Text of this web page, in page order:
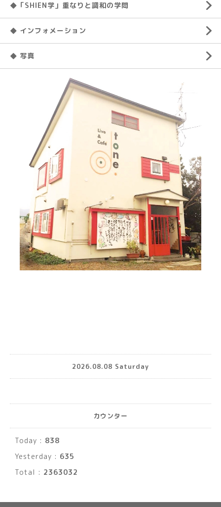
◆「SHIEN学」重なりと調和の学問
◆ インフォメーション
◆ 写真
2026.08.08 Saturday
カウンター
Today : 838
Yesterday : 635
Total : 2363032